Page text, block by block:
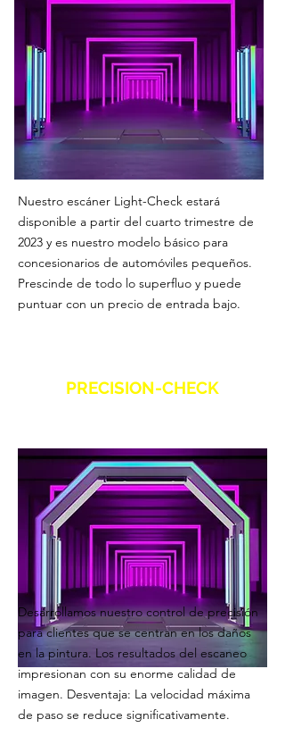
Nuestro escáner Light-Check estará
disponible a partir del cuarto trimestre de
2023 y es nuestro modelo básico para
concesionarios de automóviles pequeños.
Prescinde de todo lo superfluo y puede
puntuar con un precio de entrada bajo.
PRECISION-CHECK
Desarrollamos nuestro control de precisión
para clientes que se centran en los daños
en la pintura. Los resultados del escaneo
impresionan con su enorme calidad de
imagen. Desventaja: La velocidad máxima
de paso se reduce significativamente.